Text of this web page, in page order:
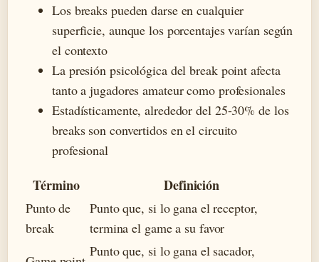
Los breaks pueden darse en cualquier
superficie, aunque los porcentajes varían según
el contexto
La presión psicológica del break point afecta
tanto a jugadores amateur como profesionales
Estadísticamente, alrededor del 25-30% de los
breaks son convertidos en el circuito
profesional
Término Definición
Punto de
break
Punto que, si lo gana el receptor,
termina el game a su favor
Punto que, si lo gana el sacador,